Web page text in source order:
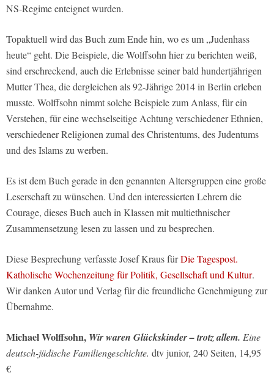
NS-Regime enteignet wurden.
Topaktuell wird das Buch zum Ende hin, wo es um „Judenhass
heute“ geht. Die Beispiele, die Wolffsohn hier zu berichten weiß,
sind erschreckend, auch die Erlebnisse seiner bald hundertjährigen
Mutter Thea, die dergleichen als 92-Jährige 2014 in Berlin erleben
musste. Wolffsohn nimmt solche Beispiele zum Anlass, für ein
Verstehen, für eine wechselseitige Achtung verschiedener Ethnien,
verschiedener Religionen zumal des Christentums, des Judentums
und des Islams zu werben.
Es ist dem Buch gerade in den genannten Altersgruppen eine große
Leserschaft zu wünschen. Und den interessierten Lehrern die
Courage, dieses Buch auch in Klassen mit multiethnischer
Zusammensetzung lesen zu lassen und zu besprechen.
Diese Besprechung verfasste Josef Kraus fürDie Tagespost.
Katholische Wochenzeitung für Politik, Gesellschaft und Kultur.
Wir danken Autor und Verlag für die freundliche Genehmigung zur
Übernahme.
Michael Wolffsohn, Wir waren Glückskinder – trotz allem. Eine
deutsch-jüdische Familiengeschichte. dtv junior, 240 Seiten, 14,95
€